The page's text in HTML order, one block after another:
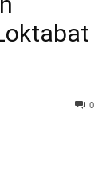
0